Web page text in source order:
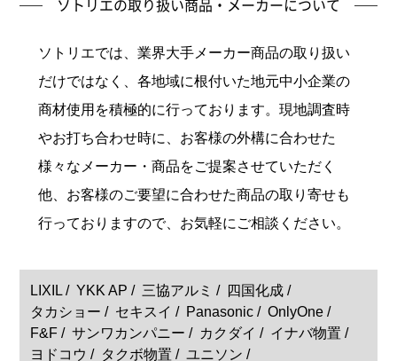
ソトリエの取り扱い商品・メーカーについて
ソトリエでは、業界大手メーカー商品の取り扱い
だけではなく、各地域に根付いた地元中小企業の
商材使用を積極的に行っております。現地調査時
やお打ち合わせ時に、お客様の外構に合わせた
様々なメーカー・商品をご提案させていただく
他、お客様のご要望に合わせた商品の取り寄せも
行っておりますので、お気軽にご相談ください。
LIXIL YKK AP 三協アルミ
四国化成
タカショー
セキスイ Panasonic
OnlyOne
F&F
サンワカンパニー カクダイ
イナバ物置
ヨドコウ
タクボ物置
ユニソン